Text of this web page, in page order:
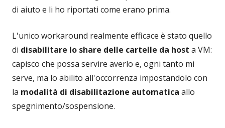
di aiuto e li ho riportati come erano prima.
L'unico workaround realmente efficace è stato quello
di disabilitare lo share delle cartelle da host a VM:
capisco che possa servire averlo e, ogni tanto mi
serve, ma lo abilito all'occorrenza impostandolo con
la modalità di disabilitazione automatica allo
spegnimento/sospensione.